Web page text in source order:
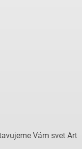
Vám svet Art